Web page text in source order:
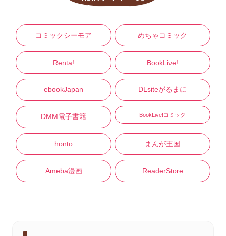
コミックシーモア めちゃコミック
Renta! BookLive!
ebookJapan DLsiteがるまに
DMM電子書籍 BookLive!コミック
honto まんが王国
Ameba漫画 ReaderStore